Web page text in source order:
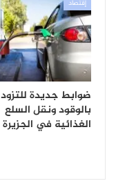
إقتصاد
ضوابط جديدة للتزود
بالوقود ونقل السلع
الغذائية في الجزيرة